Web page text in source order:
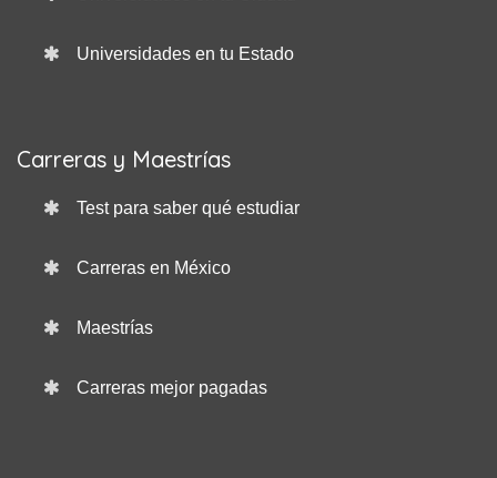
Universidades en tu Estado
Carreras y Maestrías
Test para saber qué estudiar
Carreras en México
Maestrías
Carreras mejor pagadas